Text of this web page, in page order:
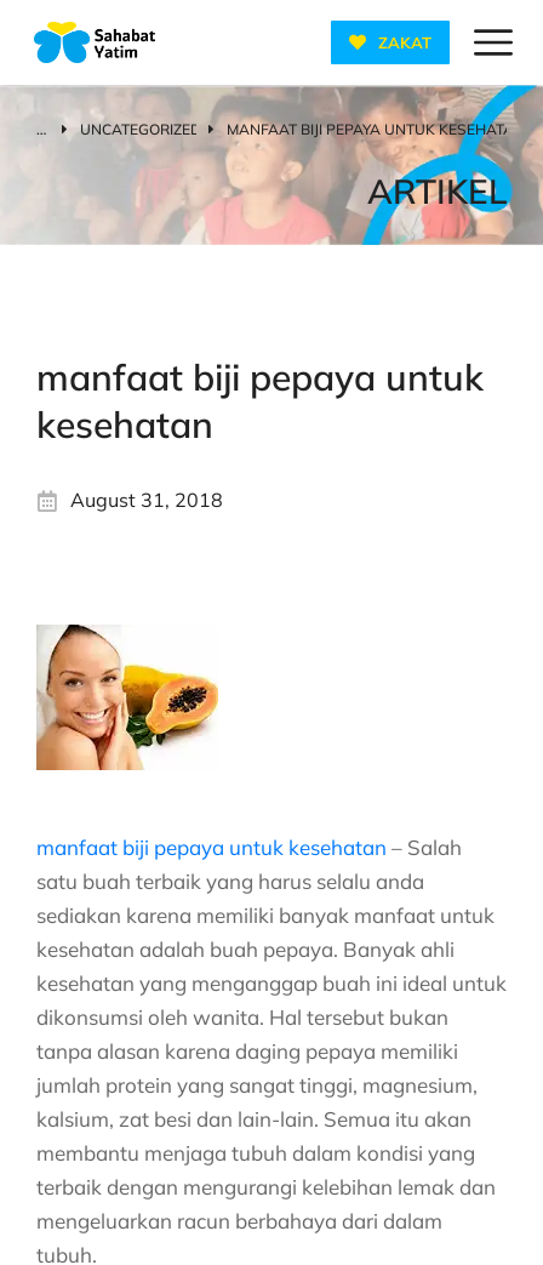
ZAKAT
You are here:
UNCATEGORIZED MANFAAT BIJI PEPAYA UNTUK KESEHATAN
ARTIKEL
manfaat biji pepaya untuk
kesehatan
August 31, 2018
manfaat biji pepaya untuk kesehatan – Salah
satu buah terbaik yang harus selalu anda
sediakan karena memiliki banyak manfaat untuk
kesehatan adalah buah pepaya. Banyak ahli
kesehatan yang menganggap buah ini ideal untuk
dikonsumsi oleh wanita. Hal tersebut bukan
tanpa alasan karena daging pepaya memiliki
jumlah protein yang sangat tinggi, magnesium,
kalsium, zat besi dan lain-lain. Semua itu akan
membantu menjaga tubuh dalam kondisi yang
terbaik dengan mengurangi kelebihan lemak dan
mengeluarkan racun berbahaya dari dalam
tubuh.